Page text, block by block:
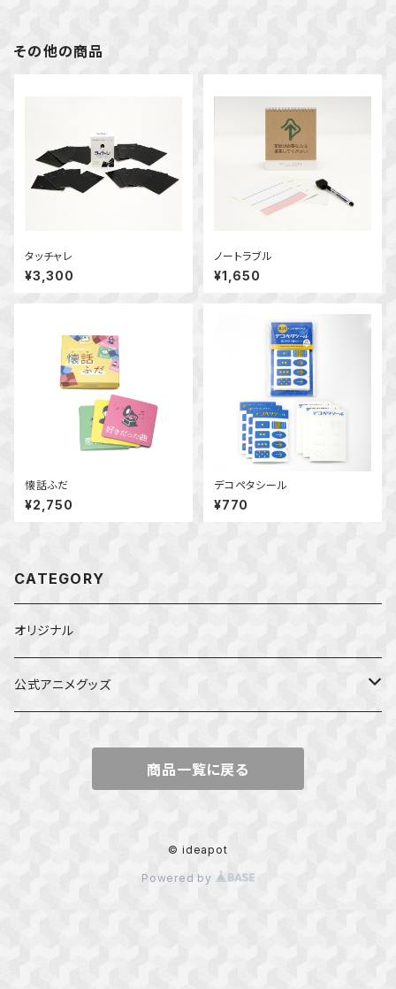
その他の商品
タッチャレ
¥3,300
ノートラブル
¥1,650
懐話ふだ
¥2,750
デコペタシール
¥770
CATEGORY
オリジナル
公式アニメグッズ
ダンジョンの中のひと
商品一覧に戻る
© ideapot
Powered by